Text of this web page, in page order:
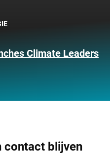
Climate Leaders
contact blijven